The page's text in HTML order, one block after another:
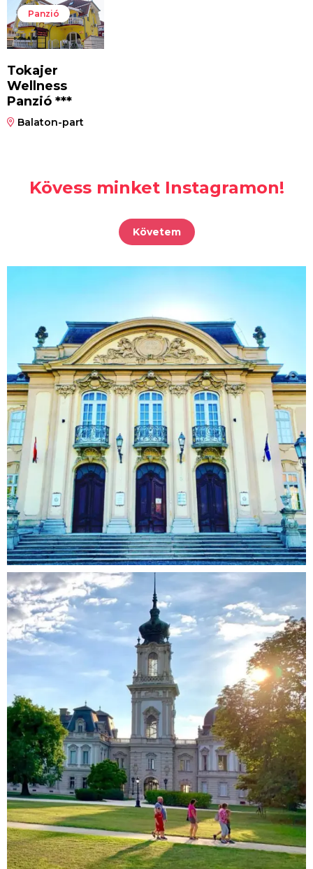
Panzió
Tokajer
Wellness
Panzió ***
Balaton-part
Kövess minket Instagramon!
Követem